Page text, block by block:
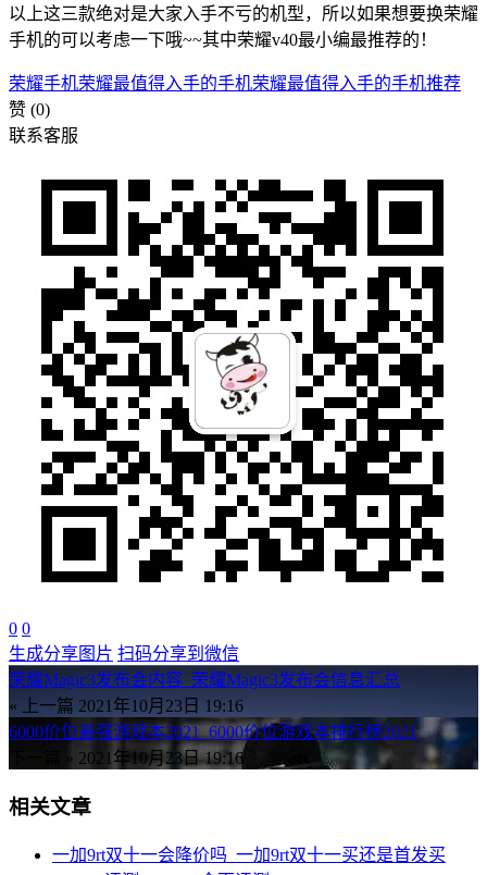
以上这三款绝对是大家入手不亏的机型，所以如果想要换荣耀
手机的可以考虑一下哦~~其中荣耀v40最小编最推荐的！
荣耀手机荣耀最值得入手的手机荣耀最值得入手的手机推荐
赞 (0)
联系客服
0 0
生成分享图片 扫码分享到微信
荣耀Magic3发布会内容_荣耀Magic3发布会信息汇总
« 上一篇 2021年10月23日 19:16
6000价位最强游戏本2021_6000价位游戏本排行榜2021
下一篇 » 2021年10月23日 19:16
相关文章
一加9rt双十一会降价吗_一加9rt双十一买还是首发买